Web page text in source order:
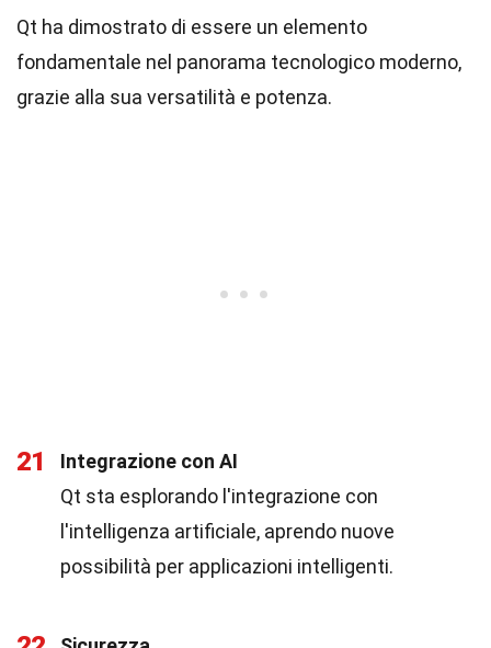
Qt ha dimostrato di essere un elemento
fondamentale nel panorama tecnologico moderno,
grazie alla sua versatilità e potenza.
21
Integrazione con AI
Qt sta esplorando l'integrazione con
l'intelligenza artificiale, aprendo nuove
possibilità per applicazioni intelligenti.